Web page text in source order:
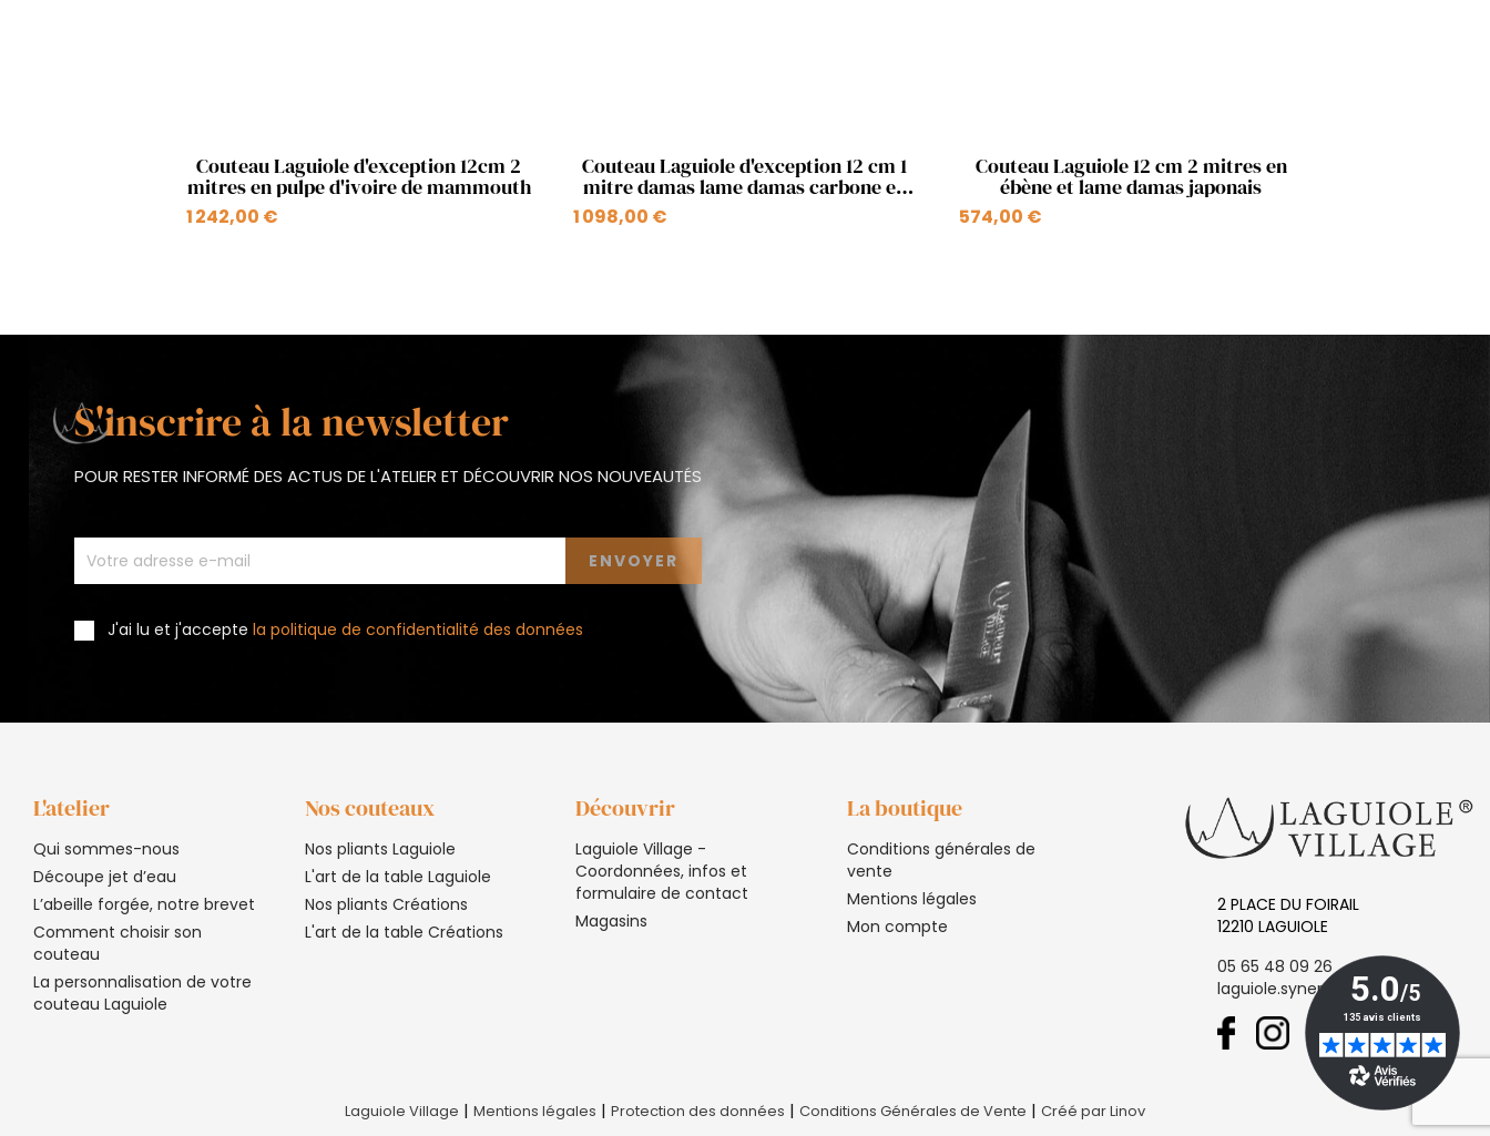
Aperçu rapide
Couteau Laguiole d'exception 12cm 2
mitres en pulpe d'ivoire de mammouth
1 242,00 €
Aperçu rapide
Couteau Laguiole d'exception 12 cm 1
mitre damas lame damas carbone en
1 098,00 €
Aperçu rapide
Couteau Laguiole 12 cm 2 mitres en
ébène et lame damas japonais
574,00 €
S'inscrire à la newsletter
POUR RESTER INFORMÉ DES ACTUS DE L'ATELIER ET DÉCOUVRIR NOS NOUVEAUTÉS
J'ai lu et j'acceptela politique de confidentialité des données
L'atelier
Qui sommes-nous
Découpe jet d’eau
L’abeille forgée, notre brevet
Comment choisir son
couteau
La personnalisation de votre
couteau Laguiole
Nos couteaux
Nos pliants Laguiole
L'art de la table Laguiole
Nos pliants Créations
L'art de la table Créations
Découvrir
Laguiole Village -
Coordonnées, infos et
formulaire de contact
Magasins
La boutique
Conditions générales de
vente
Mentions légales
Mon compte
2 PLACE DU FOIRAIL
12210 LAGUIOLE
05 65 48 09 26
laguiole.synergie@orange.fr
Laguiole Village | Mentions légales | Protection des données | Conditions Générales de Vente | Créé par Linov